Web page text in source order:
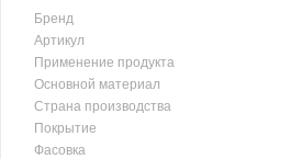
Бренд
Артикул
Применение продукта
Основной материал
Страна производства
Покрытие
Фасовка